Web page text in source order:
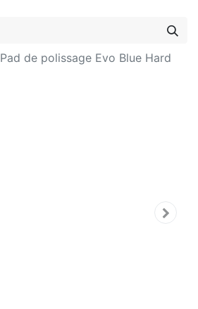
Pad de polissage Evo Blue Hard